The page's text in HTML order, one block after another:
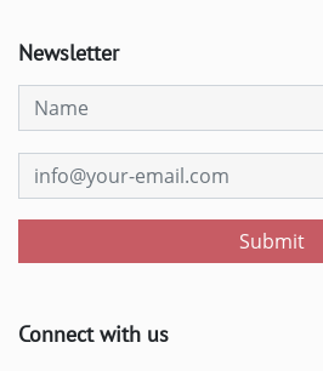
Newsletter
Submit
Connect with us